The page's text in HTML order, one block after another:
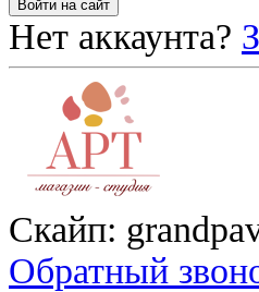
Нет аккаунта?
Скайп:
Обратный